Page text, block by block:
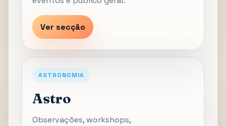
Ver secção
ASTRONOMIA
Astro
Observações, workshops,